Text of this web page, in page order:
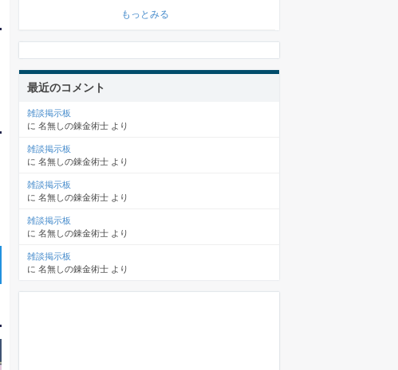
もっとみる
最近のコメント
雑談掲示板
に 名無しの錬金術士 より
雑談掲示板
に 名無しの錬金術士 より
雑談掲示板
に 名無しの錬金術士 より
雑談掲示板
に 名無しの錬金術士 より
雑談掲示板
に 名無しの錬金術士 より